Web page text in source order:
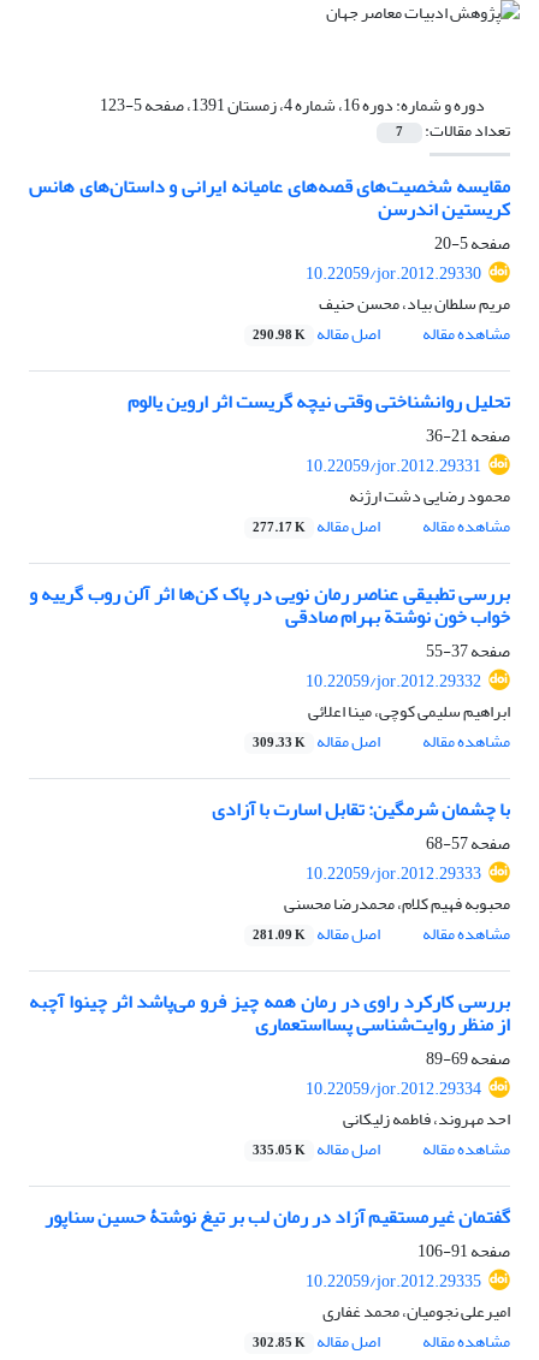
دوره و شماره:دوره 16، شماره 4، زمستان 1391، صفحه 5-123
تعداد مقالات: 7
مقایسه شخصیت‌های قصه‌های عامیانه ایرانی و داستان‌های هانس
کریستین اندرسن
صفحه5-20
10.22059/jor.2012.29330
مریم سلطان بیاد، محسن حنیف
مشاهده مقاله
اصل مقاله 290.98 K
تحلیل روانشناختی وقتی نیچه گریست اثر اروین یالوم
صفحه21-36
10.22059/jor.2012.29331
محمود رضایی دشت ارژنه
مشاهده مقاله
اصل مقاله 277.17 K
بررسی تطبیقی عناصر رمان نویی در پاک کن‌ها اثر آلن روب گرییه و
خواب خون نوشتة بهرام صادقی
صفحه37-55
10.22059/jor.2012.29332
ابراهیم سلیمی کوچی، مینا اعلائی
مشاهده مقاله
اصل مقاله 309.33 K
با چشمان شرمگین: تقابل اسارت با آزادی
صفحه57-68
10.22059/jor.2012.29333
محبوبه فهیم کلام، محمدرضا محسنی
مشاهده مقاله
اصل مقاله 281.09 K
بررسی کارکرد راوی در رمان همه چیز فرو می‌پاشد اثر چینوا آچبه
از منظر روایت‌شناسی پسااستعماری
صفحه69-89
10.22059/jor.2012.29334
احد مهروند، فاطمه زلیکانی
مشاهده مقاله
اصل مقاله 335.05 K
گفتمان غیرمستقیم آزاد در رمان لب بر تیغ نوشتۀ حسین سناپور
صفحه91-106
10.22059/jor.2012.29335
امیرعلی نجومیان، محمد غفاری
مشاهده مقاله
اصل مقاله 302.85 K